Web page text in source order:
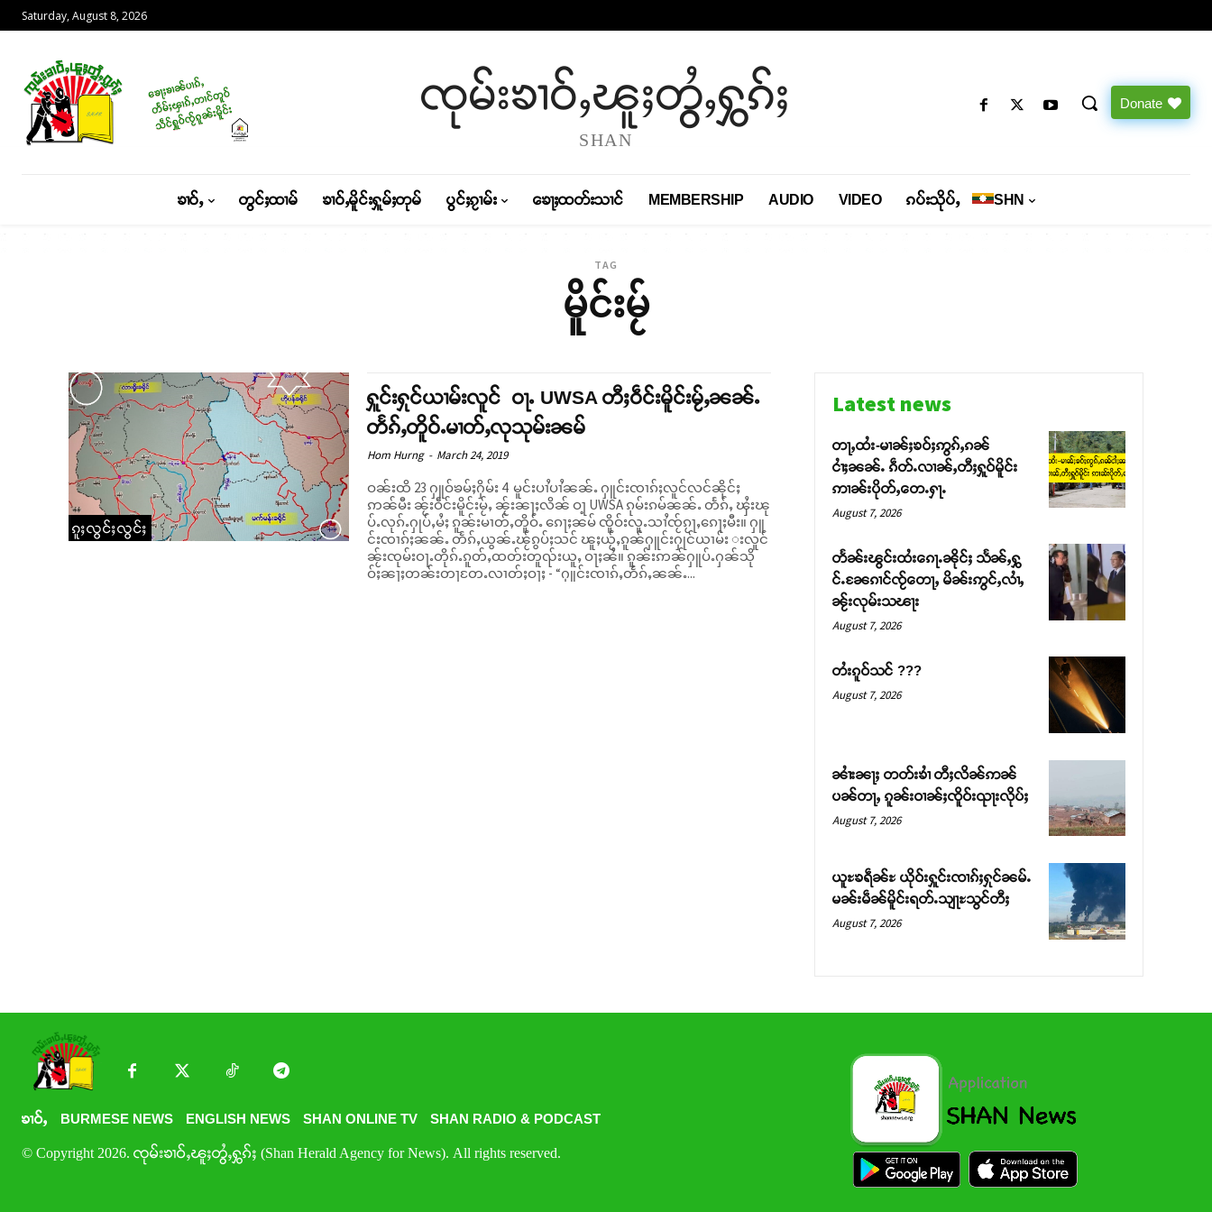
Saturday, August 8, 2026
ၸုမ်းၶၢဝ်ႇၽူႈတွႆႇႁွၵ်ႈ
SHAN
Donate
ၶၢဝ်ႇ တွင်ႈထၢမ် ၶၢဝ်ႇမိူင်းႁူမ်ႈတုမ် ပွင်ႈၵႂၢမ်း ၶေႃႈထတ်းသၢင် MEMBERSHIP AUDIO VIDEO ၵပ်းသိုပ်ႇ SHN
TAG
မိူင်းမႂ်
ၵူႈလွင်ႈလွင်ႈ
ႁူင်းႁုင်ယၢမ်းလူင် ဝႃႉ UWSA တီႈဝဵင်းမိူင်းမႂ်ႇၼၼ်ႉ
တႅၵ်ႇတိူဝ်ႉမၢတ်ႇလုသုမ်းၼမ်
Hom Hurng - March 24, 2019
ဝၼ်းထိ 23 ႁူဝ်ၶမ်ႈႁိမ်း 4 မူင်းပၢႆပၢႆၼၼ်ႉ ႁူင်းၸၢၵ်ႈလူင်လင်ၼိုင်ႈ
ဢၼ်မီး ၼႂ်းဝဵင်းမိူင်းမႂ်ႇ ၼႂ်းၼႃႈလိၼ် ဝႃ့ UWSA ၵုမ်းၵမ်ၼၼ်ႉ တႅၵ်ႇ ၾႆးၽု
ပ်ႉလုၵ်ႉႁုပ်ႇမႆႈ ၵူၼ်းမၢတ်ႇတိူဝ်ႉ ၵေႃႈၼမ် ၸိူဝ်းလူႉသၢႆၸႂ်ၵႂႃႇၵေႃႈမီး။ ႁူ
င်းၸၢၵ်ႈၼၼ်ႉ တႅၵ်ႇယွၼ်ႉၽႂ်ၵွပ်ႈသင် ၽူႈယႂ်ႇၵူၼ်ႁူင်းႁုင်ယၢမ်း းလူင်
ၼႂ်းၸုမ်းဝႃႉတိုၵ်ႉၵူတ်ႇထတ်းတူၺ်းယူႇ ဝႃႈၼႆ။ ၵူၼ်းဢၼ်ႁူပ်ႉႁၼ်သို
ဝ်ႈၼႃႈတၼ်းတႃတႄႉလၢတ်ႈဝႃႈ - “ႁူင်းၸၢၵ်ႇတႅၵ်ႇၼၼ်ႉ...
Latest news
တႃႇထႆး-မၢၼ်ႈၶဝ်ႈဢွၵ်ႇၵၼ်
ငၢႆႈၼၼ်ႉ ၵဵတ်ႉလၢၼ်ႇတီႈႁူဝ်မိူင်း
ဢၢၼ်းပိုတ်ႇတေႉႁႃႉ
August 7, 2026
တႅၼ်းၽွင်းထႆးၵေႃႉၼိုင်ႈ သႅၼ်ႇႁွ
င်ႉၼႄၵၢင်ၸႂ်တေႃႇ မိၼ်းဢွင်ႇလၢႆႇ
ၼႂ်းလုမ်းသၽႃး
August 7, 2026
တႆးၵူဝ်သင် ???
August 7, 2026
ၼၢႆးၼႃႈ တတ်းၶၢႆ တီႈလိၼ်ဢၼ်
ပၼ်တႃႇ ၵူၼ်းဝၢၼ်ႈၸိူဝ်းၺႃးလိုပ်ႈ
August 7, 2026
ယူႊၶရဵၼ်ႊ ယိုဝ်းႁူင်းၸၢၵ်ႈႁုင်ၼမ်ႉ
မၼ်းမဵၼ်မိူင်းရတ်ႉသျႃႊသွင်တီႈ
August 7, 2026
ၶၢဝ်ႇ BURMESE NEWS ENGLISH NEWS SHAN ONLINE TV SHAN RADIO & PODCAST
© Copyright 2026. ၸုမ်းၶၢဝ်ႇၽူႈတွႆႇႁွၵ်ႈ (Shan Herald Agency for News). All rights reserved.